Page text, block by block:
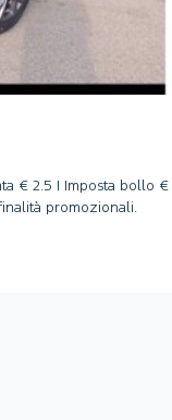
€ 2.5 | Imposta bollo €
promozionali.